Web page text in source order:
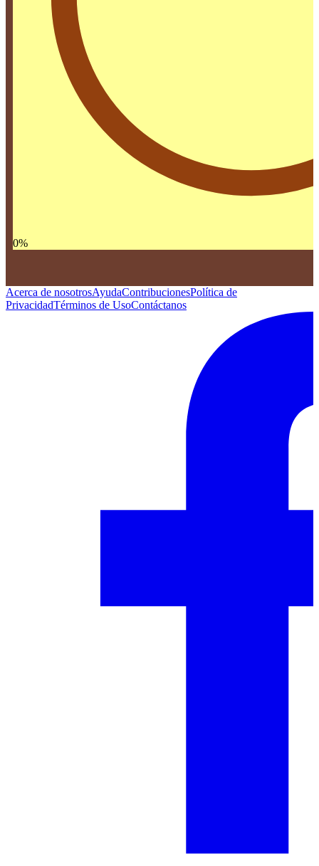
0%
Acerca de nosotrosAyudaContribucionesPolítica de
PrivacidadTérminos de UsoContáctanos